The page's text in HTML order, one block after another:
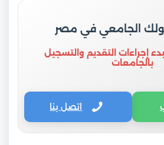
الجامعي في مصر
إجراءات التقديم والتسجيل
بالجامعات
اتصل بنا